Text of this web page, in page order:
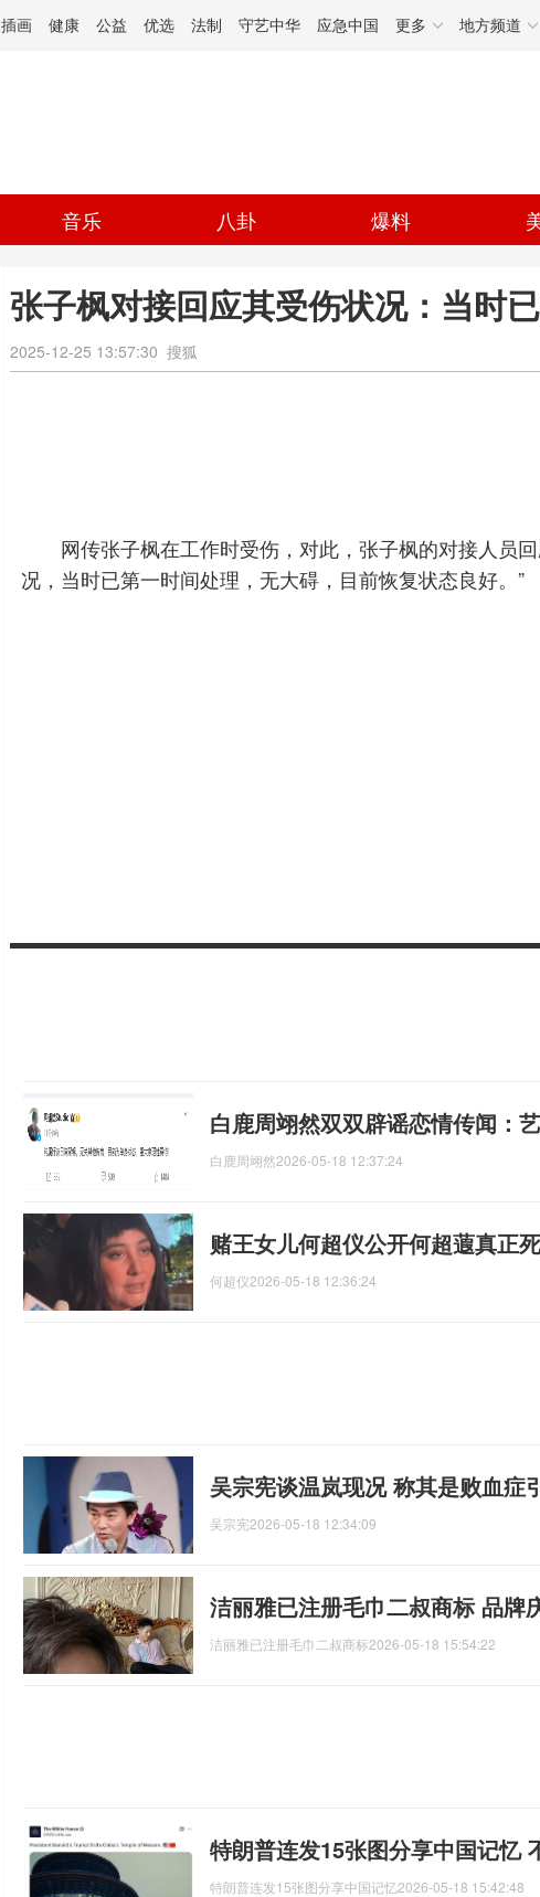
插画 健康 公益 优选 法制 守艺中华 应急中国 更多 地方频道
音乐 八卦 爆料
张子枫对接回应其受伤状况：当时
2025-12-25 13:57:30 搜狐
网传张子枫在工作时受伤，对此，张子枫的对接人员
况，当时已第一时间处理，无大碍，目前恢复状态良好。”
白鹿周翊然双双辟谣恋情传闻：
白鹿周翊然2026-05-18 12:37:24
赌王女儿何超仪公开何超蕸真正
何超仪2026-05-18 12:36:24
吴宗宪谈温岚现况 称其是败血症
吴宗宪2026-05-18 12:34:09
洁丽雅已注册毛巾二叔商标 品牌
洁丽雅已注册毛巾二叔商标2026-05-18 15:54:22
特朗普连发15张图分享中国记忆
特朗普连发15张图分享中国记忆2026-05-18 15:42:48